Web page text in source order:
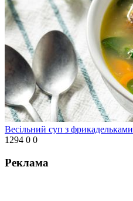
Весільний суп з фрикадельками
1294 0 0
Реклама